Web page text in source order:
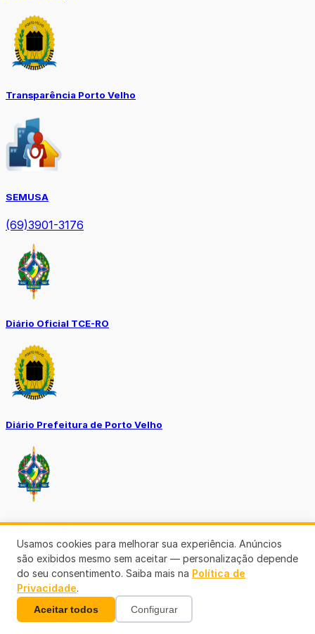
Transparência Porto Velho
SEMUSA
(69)3901-3176
Diário Oficial TCE-RO
Diário Prefeitura de Porto Velho
Diário Oficial de RO
Usamos cookies para melhorar sua experiência. Anúncios
são exibidos mesmo sem aceitar — personalização depende
do seu consentimento. Saiba mais na Política de
Privacidade.
Aceitar todos Configurar